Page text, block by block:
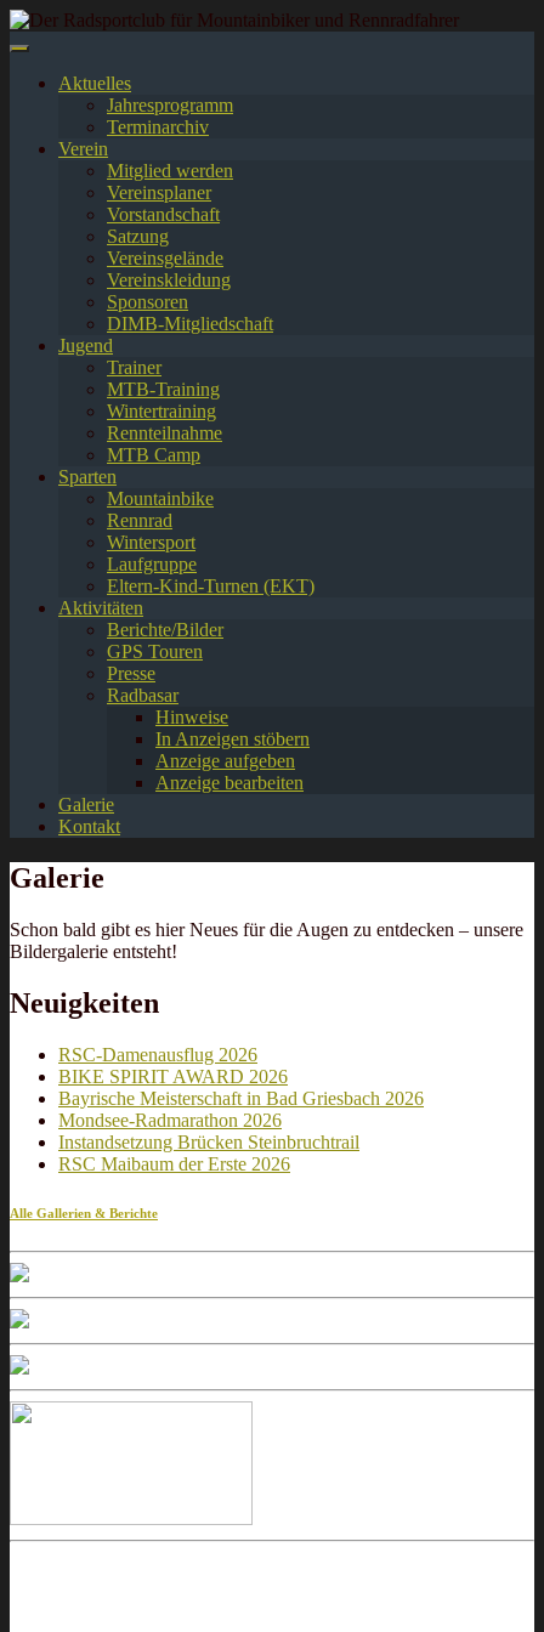
Springe
zum
Aktuelles
Jahresprogramm
Terminarchiv
Verein
Mitglied werden
Vereinsplaner
Vorstandschaft
Satzung
Vereinsgelände
Vereinskleidung
Sponsoren
DIMB-Mitgliedschaft
Jugend
Trainer
MTB-Training
Wintertraining
Rennteilnahme
MTB Camp
Sparten
Mountainbike
Rennrad
Wintersport
Laufgruppe
Eltern-Kind-Turnen (EKT)
Aktivitäten
Berichte/Bilder
GPS Touren
Presse
Radbasar
Hinweise
In Anzeigen stöbern
Anzeige aufgeben
Anzeige bearbeiten
Galerie
Kontakt
Galerie
Schon bald gibt es hier Neues für die Augen zu entdecken – unsere
Bildergalerie entsteht!
Neuigkeiten
RSC-Damenausflug 2026
BIKE SPIRIT AWARD 2026
Bayrische Meisterschaft in Bad Griesbach 2026
Mondsee-Radmarathon 2026
Instandsetzung Brücken Steinbruchtrail
RSC Maibaum der Erste 2026
Alle Gallerien & Berichte